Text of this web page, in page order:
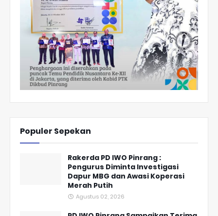
Populer Sepekan
Rakerda PD IWO Pinrang :
Pengurus Diminta Investigasi
Dapur MBG dan Awasi Koperasi
Merah Putih
Agustus 02, 2026